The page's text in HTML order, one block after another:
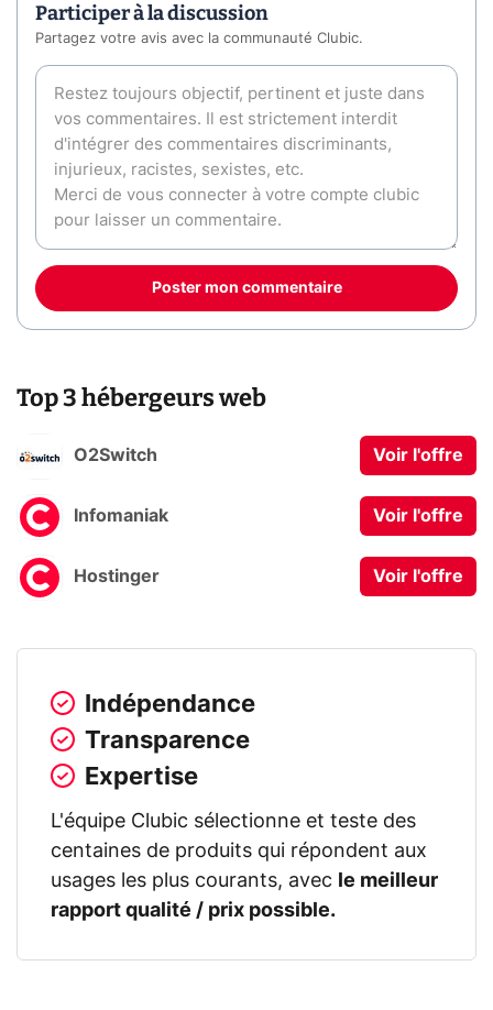
Participer à la discussion
Partagez votre avis avec la communauté Clubic.
Poster mon commentaire
Top 3 hébergeurs web
O2Switch Voir l'offre
Infomaniak Voir l'offre
Hostinger Voir l'offre
Indépendance
Transparence
Expertise
L'équipe Clubic sélectionne et teste des
centaines de produits qui répondent aux
usages les plus courants, avec
le meilleur
rapport qualité / prix possible.